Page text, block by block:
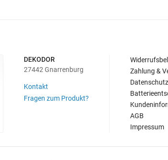
DEKODOR
27442 Gnarrenburg
Kontakt
Fragen zum Produkt?
Zahlung &
Datenschutz
AGB
Impressum